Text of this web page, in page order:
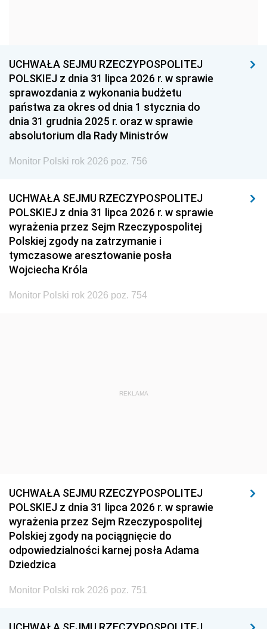
1939 1938 1937
1936 1930
UCHWAŁA SEJMU RZECZYPOSPOLITEJ
POLSKIEJ z dnia 31 lipca 2026 r. w sprawie
sprawozdania z wykonania budżetu
państwa za okres od dnia 1 stycznia do
dnia 31 grudnia 2025 r. oraz w sprawie
absolutorium dla Rady Ministrów
Monitor Polski rok 2026 poz. 756
UCHWAŁA SEJMU RZECZYPOSPOLITEJ
POLSKIEJ z dnia 31 lipca 2026 r. w sprawie
wyrażenia przez Sejm Rzeczypospolitej
Polskiej zgody na zatrzymanie i
tymczasowe aresztowanie posła
Wojciecha Króla
Monitor Polski rok 2026 poz. 754
REKLAMA
UCHWAŁA SEJMU RZECZYPOSPOLITEJ
POLSKIEJ z dnia 31 lipca 2026 r. w sprawie
wyrażenia przez Sejm Rzeczypospolitej
Polskiej zgody na pociągnięcie do
odpowiedzialności karnej posła Adama
Dziedzica
Monitor Polski rok 2026 poz. 751